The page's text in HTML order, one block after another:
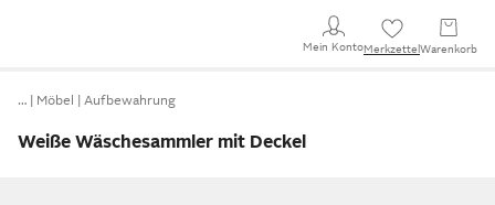
Mein KontoMerkzettel Warenkorb
… Möbel Aufbewahrung
Weiße Wäschesammler mit Deckel